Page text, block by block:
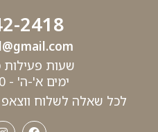
2418
שעות פעילות
ימים א'-ה' - 21:00- 09:00
לכל שאלה לשלוח